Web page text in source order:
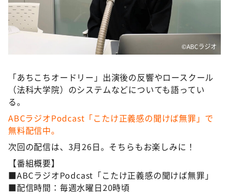
©️ABCラジオ
「あちこちオードリー」出演後の反響やロースクール
（法科大学院）のシステムなどについても語ってい
る。
ABCラジオPodcast「こたけ正義感の聞けば無罪」で
無料配信中。
次回の配信は、3月26日。そちらもお楽しみに！
【番組概要】
■ABCラジオPodcast「こたけ正義感の聞けば無罪」
■配信時間：毎週水曜日20時頃